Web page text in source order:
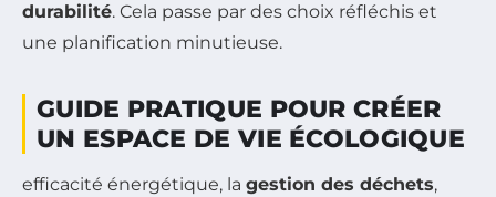
durabilité. Cela passe par des choix réfléchis et
une planification minutieuse.
GUIDE PRATIQUE POUR CRÉER
UN ESPACE DE VIE ÉCOLOGIQUE
efficacité énergétique, la gestion des déchets,